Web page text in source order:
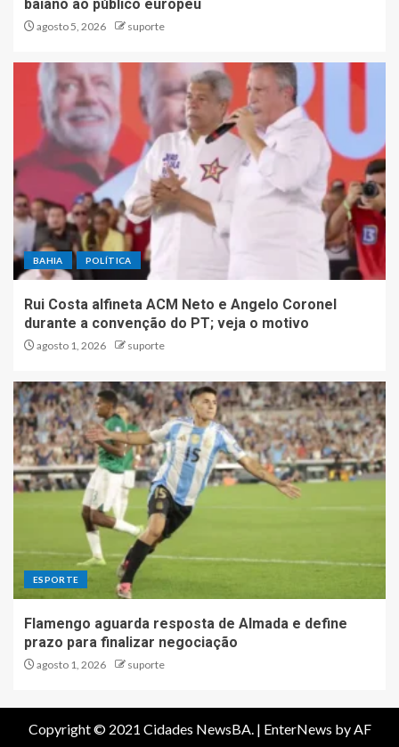
baiano ao público europeu
agosto 5, 2026 suporte
BAHIA POLÍTICA
Rui Costa alfineta ACM Neto e Angelo Coronel
durante a convenção do PT; veja o motivo
agosto 1, 2026 suporte
ESPORTE
Flamengo aguarda resposta de Almada e define
prazo para finalizar negociação
agosto 1, 2026 suporte
Copyright © 2021 Cidades NewsBA. | EnterNews by AF